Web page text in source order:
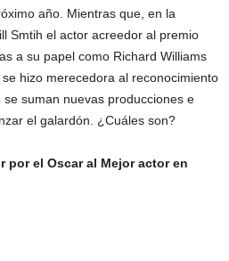
año. Mientras que, en la
Smtih el actor acreedor al premio
a su papel como Richard Williams
se hizo merecedora al reconocimiento
se suman nuevas producciones e
el galardón. ¿Cuáles son?
por el Oscar al Mejor actor en